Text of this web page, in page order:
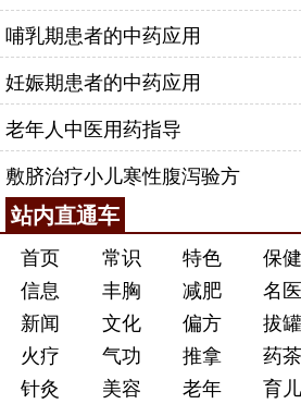
哺乳期患者的中药应用
妊娠期患者的中药应用
老年人中医用药指导
敷脐治疗小儿寒性腹泻验方
站内直通车
首页 常识 特色 保健
信息
丰胸 减肥 名医
新闻
文化 偏方 拔罐
火疗
气功 推拿 药茶
针灸
美容 老年 育儿